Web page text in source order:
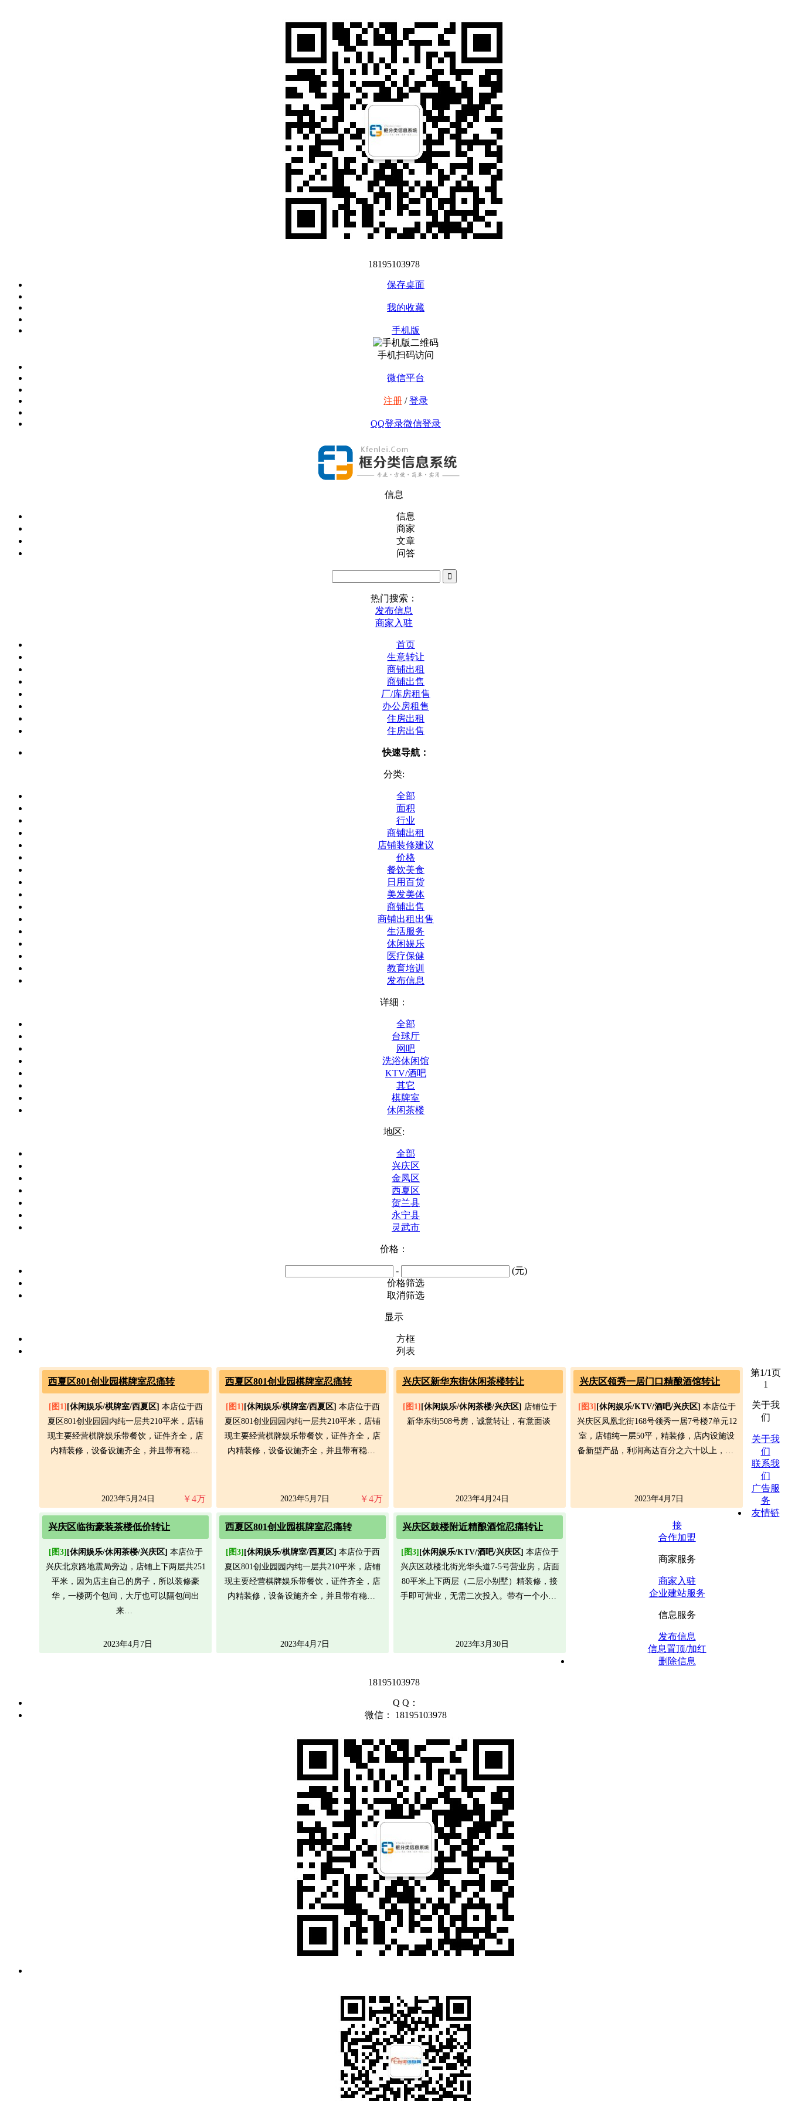
18195103978
保存桌面
我的收藏
手机版
手机扫码访问
微信平台
注册 /登录
QQ登录微信登录
信息
信息
商家
文章
问答
热门搜索：
发布信息
商家入驻
首页
生意转让
商铺出租
商铺出售
厂/库房租售
办公房租售
住房出租
住房出售
快速导航：
分类:
全部
面积
行业
商铺出租
店铺装修建议
价格
餐饮美食
日用百货
美发美体
商铺出售
商铺出租出售
生活服务
休闲娱乐
医疗保健
教育培训
发布信息
详细：
全部
台球厅
网吧
洗浴休闲馆
KTV/酒吧
其它
棋牌室
休闲茶楼
地区:
全部
兴庆区
金凤区
西夏区
贺兰县
永宁县
灵武市
价格：
-
(元)
价格筛选
取消筛选
显示
方框
列表
西夏区801创业园棋牌室忍痛转
[图1] [休闲娱乐/棋牌室/西夏区] 本店位于西
夏区801创业园园内纯一层共210平米，店铺
现主要经营棋牌娱乐带餐饮，证件齐全，店
内精装修，设备设施齐全，并且带有稳…
￥4万
2023年5月24日
西夏区801创业园棋牌室忍痛转
[图1] [休闲娱乐/棋牌室/西夏区] 本店位于西
夏区801创业园园内纯一层共210平米，店铺
现主要经营棋牌娱乐带餐饮，证件齐全，店
内精装修，设备设施齐全，并且带有稳…
￥4万
2023年5月7日
兴庆区新华东街休闲茶楼转让
[图1] [休闲娱乐/休闲茶楼/兴庆区] 店铺位于
新华东街508号房，诚意转让，有意面谈
2023年4月24日
兴庆区领秀一居门口精酿酒馆转让
[图3] [休闲娱乐/KTV/酒吧/兴庆区] 本店位于
兴庆区凤凰北街168号领秀一居7号楼7单元12
室，店铺纯一层50平，精装修，店内设施设
备新型产品，利润高达百分之六十以上，…
2023年4月7日
兴庆区临街豪装茶楼低价转让
[图3] [休闲娱乐/休闲茶楼/兴庆区] 本店位于
兴庆北京路地震局旁边，店铺上下两层共251
平米，因为店主自己的房子，所以装修豪
华，一楼两个包间，大厅也可以隔包间出
来…
2023年4月7日
西夏区801创业园棋牌室忍痛转
[图3] [休闲娱乐/棋牌室/西夏区] 本店位于西
夏区801创业园园内纯一层共210平米，店铺
现主要经营棋牌娱乐带餐饮，证件齐全，店
内精装修，设备设施齐全，并且带有稳…
2023年4月7日
兴庆区鼓楼附近精酿酒馆忍痛转让
[图3] [休闲娱乐/KTV/酒吧/兴庆区] 本店位于
兴庆区鼓楼北街光华头道7-5号营业房，店面
80平米上下两层（二层小别墅）精装修，接
手即可营业，无需二次投入。带有一个小…
2023年3月30日
第1/1页
1
关于我
们
关于我
们
联系我
们
广告服
务
友情链
接
合作加盟
商家服务
商家入驻
企业建站服务
信息服务
发布信息
信息置顶/加红
删除信息
18195103978
Q Q：
微信： 18195103978